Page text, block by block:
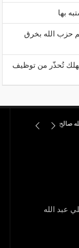
حزب الله بخرق
تُحذّر من توظيف
عبد الله